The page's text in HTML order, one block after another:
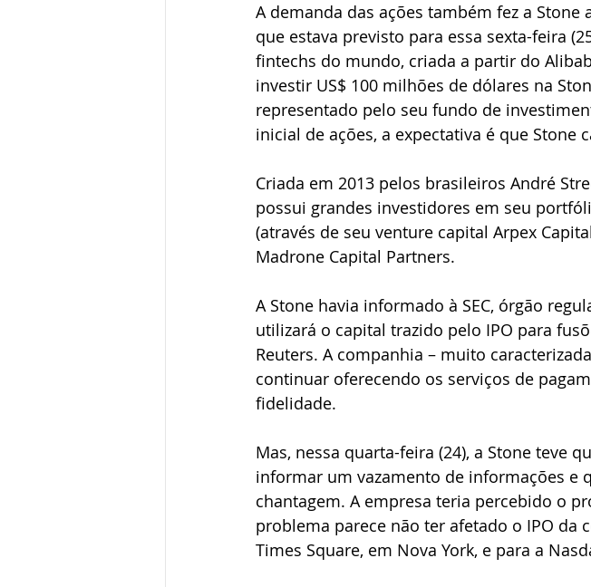
A demanda das ações também fez a
que estava previsto para essa sexta-feira
fintechs do mundo, criada a partir do
investir US$ 100 milhões de dólares na
representado pelo seu fundo de
inicial de ações, a expectativa é que Stone
Criada em 2013 pelos brasileiros André
possui grandes investidores em seu
(através de seu venture capital Arpex
Madrone Capital Partners.
A Stone havia informado à SEC, órgão
utilizará o capital trazido pelo IPO para
Reuters. A companhia – muito
continuar oferecendo os serviços de
fidelidade.
Mas, nessa quarta-feira (24), a Stone teve
informar um vazamento de informações e
chantagem. A empresa teria percebido o
problema parece não ter afetado o IPO da
Times Square, em Nova York, e para a